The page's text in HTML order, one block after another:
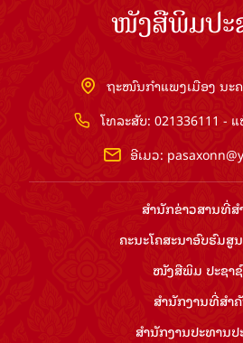
ໜັງສືພິມປະ
ຖະໜົນກຳແພງເມືອງ ນະ
ໂທລະສັບ: 021336111 -
ອີເມວ:
ສຳ​ນັກ​ຂ່າວ​ສານ​ທີ່​ສ
ຄະນະໂຄສະນາອົບຮົມ​ສູ
ໜັງສືພິມ ປະ​ຊາ​
ສຳ​ນັກ​ງານ​ທີ່​ສຳ​
ສຳ​ນັກ​ງານ​ປະ​ທານ​ປ